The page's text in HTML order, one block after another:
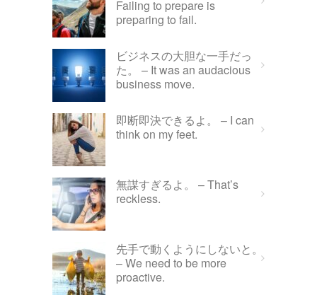
Failing to prepare is
preparing to fail.
ビジネスの大胆な一手だっ
た。 – It was an audacious
business move.
即断即決できるよ。 – I can
think on my feet.
無謀すぎるよ。 – That’s
reckless.
先手で動くようにしないと。
– We need to be more
proactive.